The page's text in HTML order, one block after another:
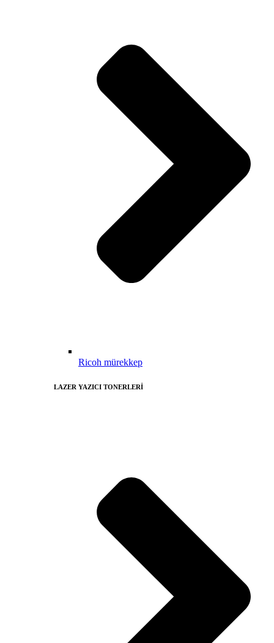
Ricoh mürekkep
LAZER YAZICI TONERLERİ